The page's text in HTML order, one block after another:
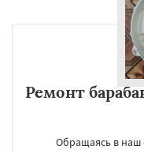
Ремонт
Обращаясь в наш